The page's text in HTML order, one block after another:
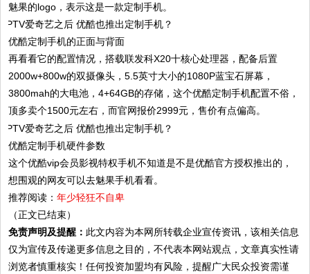
魅果的logo，表示这是一款定制手机。
优酷定制手机的正面与背面
再看看它的配置情况，搭载联发科X20十核心处理器，配备后置
2000w+800w的双摄像头，5.5英寸大小的1080P蓝宝石屏幕，
3800mah的大电池，4+64GB的存储，这个优酷定制手机配置不俗，
顶多卖个1500元左右，而官网报价2999元，售价有点偏高。
优酷定制手机硬件参数
这个优酷vip会员影视特权手机不知道是不是优酷官方授权推出的，
想围观的网友可以去魅果手机看看。
推荐阅读：年少轻狂不自卑
（正文已结束）
免责声明及提醒： 此文内容为本网所转载企业宣传资讯，该相关信息
仅为宣传及传递更多信息之目的，不代表本网站观点，文章真实性请
浏览者慎重核实！任何投资加盟均有风险，提醒广大民众投资需谨